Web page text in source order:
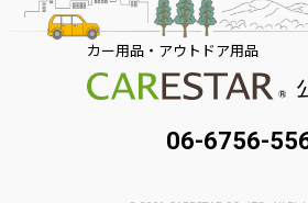
カー用品・アウトドア用品
06-6756-